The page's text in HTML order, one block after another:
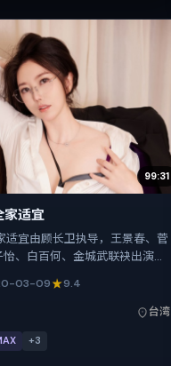
99:31
家适宜
适宜由顾长卫执导，王景春、菅
、白百何、金城武联袂出演。
的人情与规则推进人物抉择与
3月9日于中国台湾首映（春节
。
03-09 9.4
台湾
+3